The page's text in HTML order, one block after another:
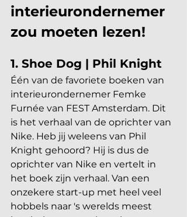
interieurondernemer
zou moeten lezen!
1. Shoe Dog | Phil Knight
Één van de favoriete boeken van
interieurondernemer Femke
Furnée van FEST Amsterdam. Dit
is het verhaal van de oprichter van
Nike. Heb jij weleens van Phil
Knight gehoord? Hij is dus de
oprichter van Nike en vertelt in
het boek zijn verhaal. Van een
onzekere start-up met heel veel
hobbels naar 's werelds meest